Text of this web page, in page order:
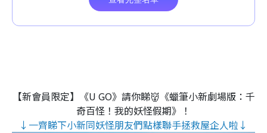
【新會員限定】《U GO》請你睇👹《蠟筆小新劇場版：千
奇百怪！我的妖怪假期》！
↓一齊睇下小新同妖怪朋友們點樣聯手拯救屋企人啦↓